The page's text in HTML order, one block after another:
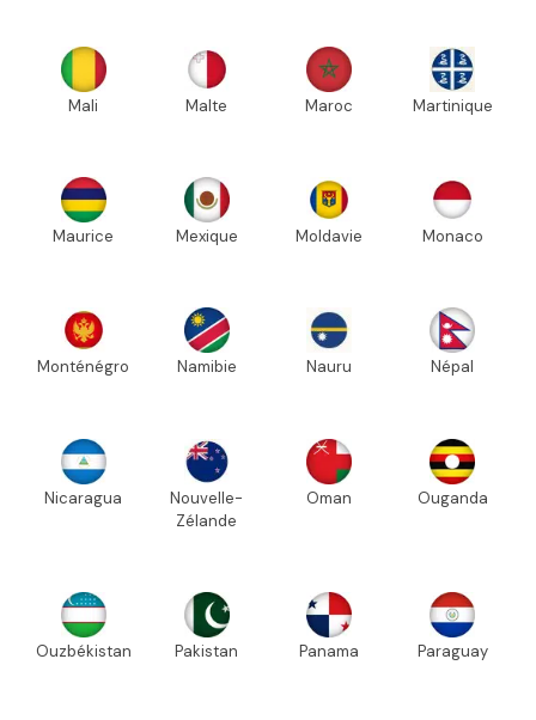
Mali Malte Maroc Martinique
Maurice Mexique Moldavie Monaco
Monténégro Namibie Nauru Népal
Nicaragua
Nouvelle-
Zélande
Oman Ouganda
Ouzbékistan Pakistan Panama Paraguay